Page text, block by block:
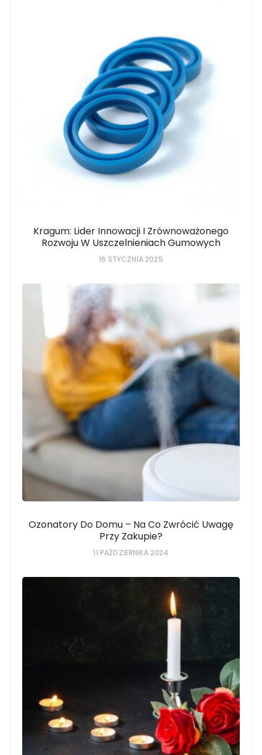
Kragum: Lider Innowacji I Zrównoważonego
Rozwoju W Uszczelnieniach Gumowych
16 STYCZNIA 2025
Ozonatory Do Domu – Na Co Zwrócić Uwagę
Przy Zakupie?
11 PAŹDZIERNIKA 2024